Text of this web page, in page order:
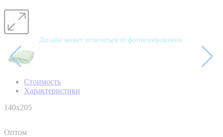
Дизайн может отличаться от фотоизображения.
Стоимость
Характеристики
140x205
Оптом